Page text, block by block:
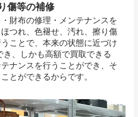
傷等の補修
財布の修理・メンテナンスを
つれ、色褪せ、汚れ、擦り傷
ことで、本来の状態に近づけ
、しかも高額で買取できる
ナンスを行うことができ、そ
とができるからです。